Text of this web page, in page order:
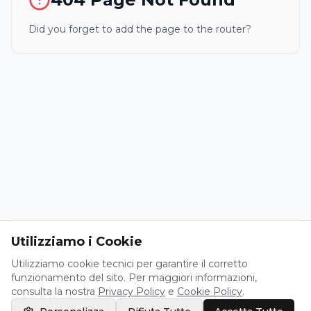
Did you forget to add the page to the router?
Utilizziamo i Cookie
Utilizziamo cookie tecnici per garantire il corretto
funzionamento del sito. Per maggiori informazioni,
consulta la nostra Privacy Policy e Cookie Policy.